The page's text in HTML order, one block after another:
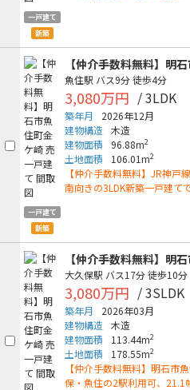
一戸建て
新築
一戸建て
新築
【仲介手数料無料】明
魚住駅 バス9分徒歩4分
3,080万円 / 3LDK
築年月
2026年12月
建物構造 木造
建物面積
96.88m2
土地面積 106.01m2
【仲介手数料無料】JR神戸
南向きの3LDK新築一戸建て
【仲介手数料無料】明
大久保駅 バス17分徒歩10分
3,080万円 / 3SLDK
築年月
2026年03月
建物構造 木造
建物面積
113.44m2
土地面積 178.55m2
【仲介手数料無料】明石市
保・魚住の2駅利用可、21.1